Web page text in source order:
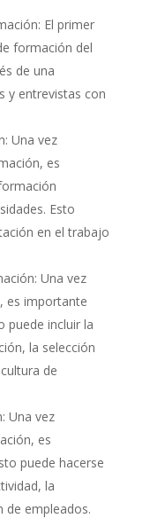
El primer
formación del
de una
y entrevistas con
Una vez
es
Esto
en el trabajo
Una vez
es importante
puede incluir la
la selección
de
Una vez
es
puede hacerse
la
de empleados.